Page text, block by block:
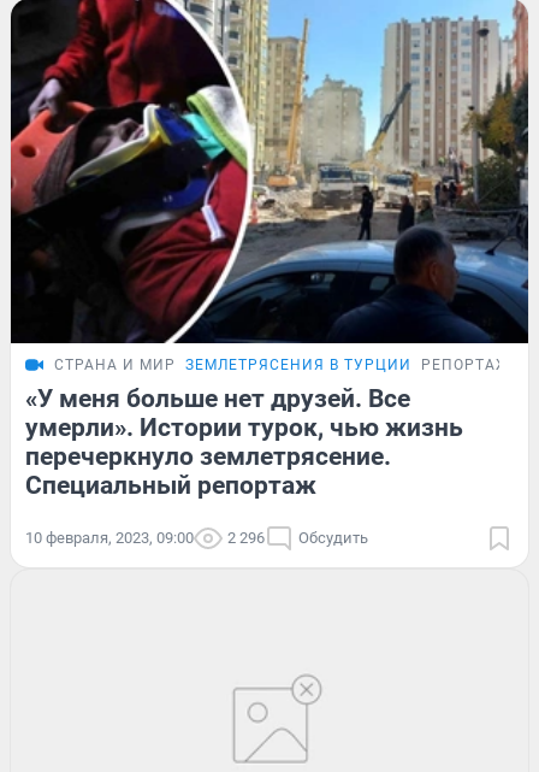
СТРАНА И МИР ЗЕМЛЕТРЯСЕНИЯ В ТУРЦИИ РЕПОРТАЖ
«У меня больше нет друзей. Все
умерли». Истории турок, чью жизнь
перечеркнуло землетрясение.
Специальный репортаж
10 февраля, 2023, 09:00 2 296 Обсудить